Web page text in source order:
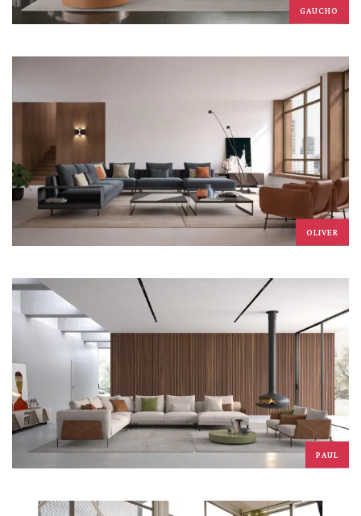
GAUCHO
OLIVER
PAUL